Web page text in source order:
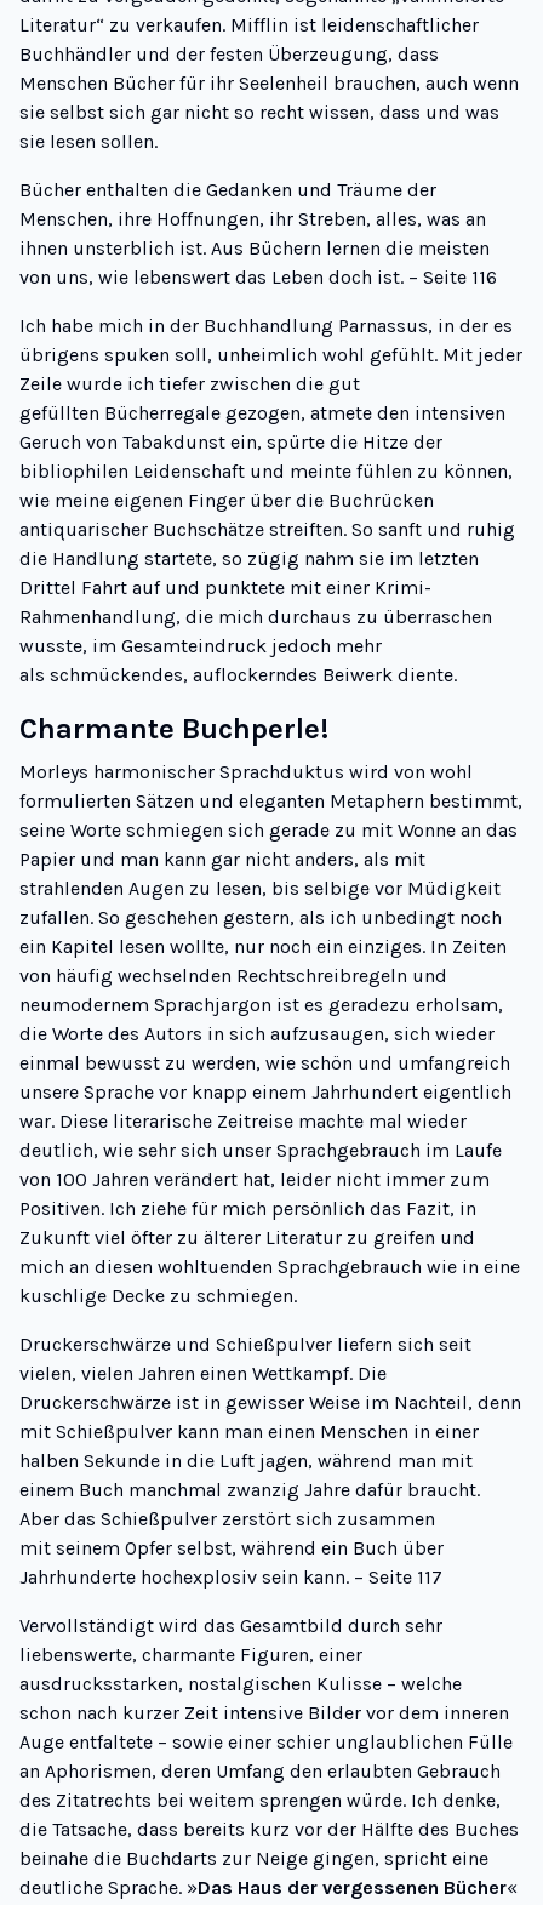
Literatur“ zu verkaufen. Mifflin ist leidenschaftlicher
Buchhändler und der festen Überzeugung, dass
Menschen Bücher für ihr Seelenheil brauchen, auch wenn
sie selbst sich gar nicht so recht wissen, dass und was
sie lesen sollen.
Bücher enthalten die Gedanken und Träume der
Menschen, ihre Hoffnungen, ihr Streben, alles, was an
ihnen unsterblich ist. Aus Büchern lernen die meisten
von uns, wie lebenswert das Leben doch ist. – Seite 116
Ich habe mich in der Buchhandlung Parnassus, in der es
übrigens spuken soll, unheimlich wohl gefühlt. Mit jeder
Zeile wurde ich tiefer zwischen die gut
gefüllten Bücherregale gezogen, atmete den intensiven
Geruch von Tabakdunst ein, spürte die Hitze der
bibliophilen Leidenschaft und meinte fühlen zu können,
wie meine eigenen Finger über die Buchrücken
antiquarischer Buchschätze streiften. So sanft und ruhig
die Handlung startete, so zügig nahm sie im letzten
Drittel Fahrt auf und punktete mit einer Krimi-
Rahmenhandlung, die mich durchaus zu überraschen
wusste, im Gesamteindruck jedoch mehr
als schmückendes, auflockerndes Beiwerk diente.
Charmante Buchperle!
Morleys harmonischer Sprachduktus wird von wohl
formulierten Sätzen und eleganten Metaphern bestimmt,
seine Worte schmiegen sich gerade zu mit Wonne an das
Papier und man kann gar nicht anders, als mit
strahlenden Augen zu lesen, bis selbige vor Müdigkeit
zufallen. So geschehen gestern, als ich unbedingt noch
ein Kapitel lesen wollte, nur noch ein einziges. In Zeiten
von häufig wechselnden Rechtschreibregeln und
neumodernem Sprachjargon ist es geradezu erholsam,
die Worte des Autors in sich aufzusaugen, sich wieder
einmal bewusst zu werden, wie schön und umfangreich
unsere Sprache vor knapp einem Jahrhundert eigentlich
war. Diese literarische Zeitreise machte mal wieder
deutlich, wie sehr sich unser Sprachgebrauch im Laufe
von 100 Jahren verändert hat, leider nicht immer zum
Positiven. Ich ziehe für mich persönlich das Fazit, in
Zukunft viel öfter zu älterer Literatur zu greifen und
mich an diesen wohltuenden Sprachgebrauch wie in eine
kuschlige Decke zu schmiegen.
Druckerschwärze und Schießpulver liefern sich seit
vielen, vielen Jahren einen Wettkampf. Die
Druckerschwärze ist in gewisser Weise im Nachteil, denn
mit Schießpulver kann man einen Menschen in einer
halben Sekunde in die Luft jagen, während man mit
einem Buch manchmal zwanzig Jahre dafür braucht.
Aber das Schießpulver zerstört sich zusammen
mit seinem Opfer selbst, während ein Buch über
Jahrhunderte hochexplosiv sein kann. – Seite 117
Vervollständigt wird das Gesamtbild durch sehr
liebenswerte, charmante Figuren, einer
ausdrucksstarken, nostalgischen Kulisse – welche
schon nach kurzer Zeit intensive Bilder vor dem inneren
Auge entfaltete – sowie einer schier unglaublichen Fülle
an Aphorismen, deren Umfang den erlaubten Gebrauch
des Zitatrechts bei weitem sprengen würde. Ich denke,
die Tatsache, dass bereits kurz vor der Hälfte des Buches
beinahe die Buchdarts zur Neige gingen, spricht eine
deutliche Sprache. »Das Haus der vergessenen Bücher«